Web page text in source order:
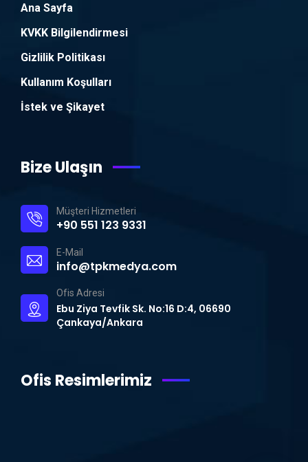
Ana Sayfa
KVKK Bilgilendirmesi
Gizlilik Politikası
Kullanım Koşulları
İstek ve Şikayet
Bize Ulaşın
Müşteri Hizmetleri
+90 551 123 9331
E-Mail
info@tpkmedya.com
Ofis Adresi
Ebu Ziya Tevfik Sk. No:16 D:4, 06690
Çankaya/Ankara
Ofis Resimlerimiz